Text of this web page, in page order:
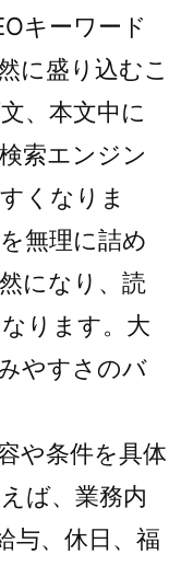
キーワード
に盛り込むこ
、本文中に
索エンジン
くなりま
無理に詰め
になり、読
ります。大
やすさのバ
や条件を具体
ば、業務内
与、休日、福